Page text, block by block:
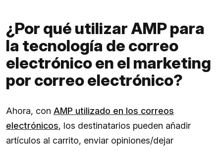
¿Por qué utilizar AMP para
la tecnología de correo
electrónico en el marketing
por correo electrónico?
Ahora, con AMP utilizado en los correos
electrónicos, los destinatarios pueden añadir
artículos al carrito, enviar opiniones/dejar